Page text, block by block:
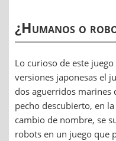
¿Humanos o
Lo curioso de este
versiones japonesas el
dos aguerridos marines
pecho descubierto, en
cambio de nombre, se
robots en un juego que